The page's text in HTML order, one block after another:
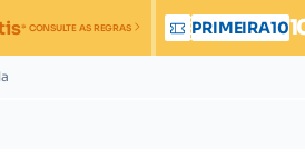
* CONSULTE AS REGRAS PRIMEIRA10